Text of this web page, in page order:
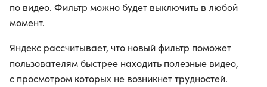
по видео. Фильтр можно будет выключить в любой
момент.
Яндекс рассчитывает, что новый фильтр поможет
пользователям быстрее находить полезные видео,
с просмотром которых не возникнет трудностей.